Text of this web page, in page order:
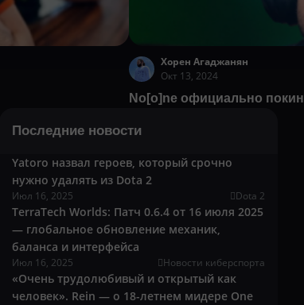
Хорен Агаджанян
Окт 13, 2024
No[o]ne официально
Последние новости
Yatoro назвал героев, который срочно
нужно удалять из Dota 2
Июл 16, 2025 Dota 2
TerraTech Worlds: Патч 0.6.4 от 16 июля 2025
— глобальное обновление механик,
баланса и интерфейса
Июл 16, 2025 Новости киберспорта
«Очень трудолюбивый и открытый как
человек». Rein — о 18-летнем мидере One